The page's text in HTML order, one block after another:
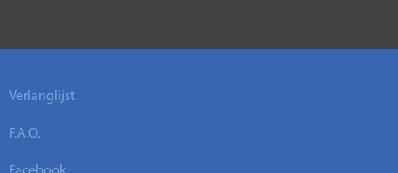
Verlanglijst
F.A.Q.